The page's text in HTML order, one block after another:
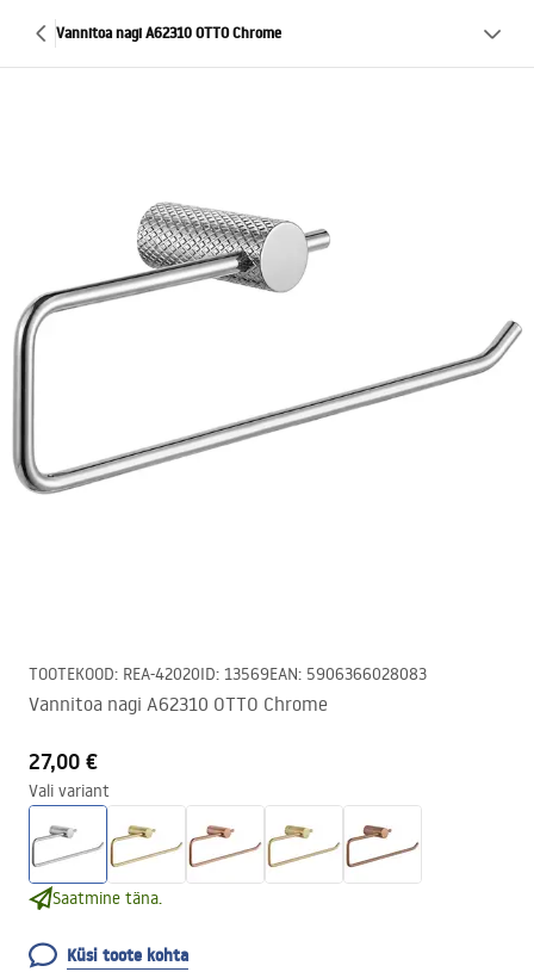
Vannitoa nagi A62310 OTTO Chrome
TOOTEKOOD: REA-42020ID: 13569EAN: 5906366028083
Vannitoa nagi A62310 OTTO Chrome
27,00 €
Vali variant
Saatmine täna.
Küsi toote kohta